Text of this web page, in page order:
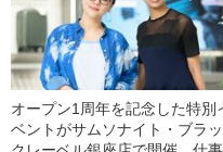
オープン1周年を記念した特別
ベントがサムソナイト・ブラッ